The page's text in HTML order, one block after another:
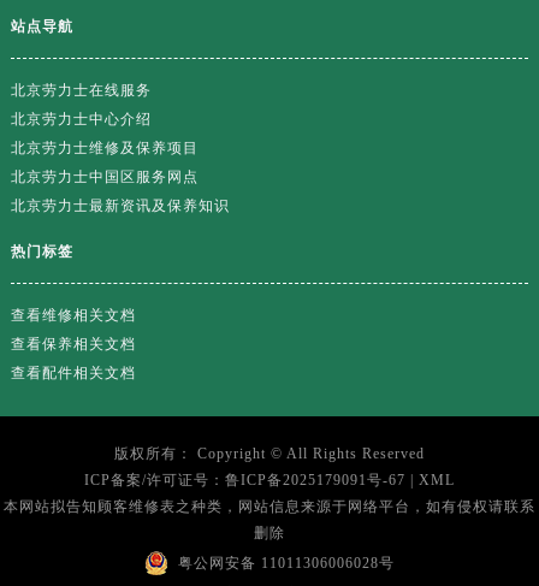
站点导航
北京劳力士在线服务
北京劳力士中心介绍
北京劳力士维修及保养项目
北京劳力士中国区服务网点
北京劳力士最新资讯及保养知识
热门标签
查看维修相关文档
查看保养相关文档
查看配件相关文档
版权所有： Copyright © All Rights Reserved
ICP备案/许可证号： 鲁ICP备2025179091号-67
XML
本网站拟告知顾客维修表之种类，网站信息来源于网络平台，如有侵权请联系
删除
粤公网安备 11011306006028号